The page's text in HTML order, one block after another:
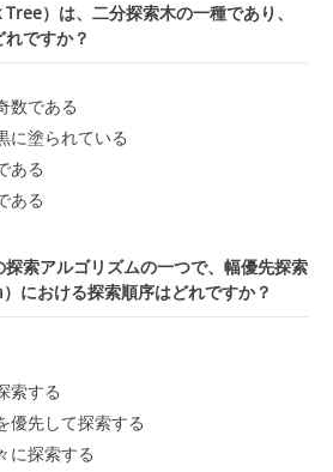
）は、二分探索木の一種であり、
ですか？
数である
に塗られている
ある
ある
索アルゴリズムの一つで、幅優先探索
における探索順序はどれですか？
索する
優先して探索する
に探索する